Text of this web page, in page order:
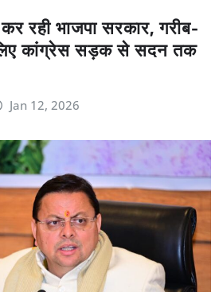
रही भाजपा सरकार, गरीब-
कांग्रेस सड़क से सदन तक
Jan 12, 2026